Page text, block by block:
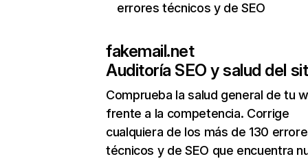
errores técnicos y de SEO
fakemail.net
Auditoría SEO y salud del
Comprueba la salud general de tu
frente a la competencia. Corrige
cualquiera de los más de 130
técnicos y de SEO que encuentra